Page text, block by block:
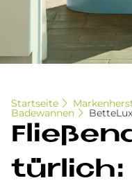
Startseite
Badewannen BetteLux
tür­lich: